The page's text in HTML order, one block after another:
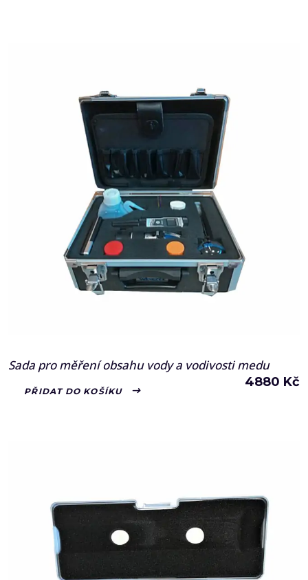
Sada pro měření obsahu vody a vodivosti medu
4880 Kč
PŘIDAT DO KOŠÍKU